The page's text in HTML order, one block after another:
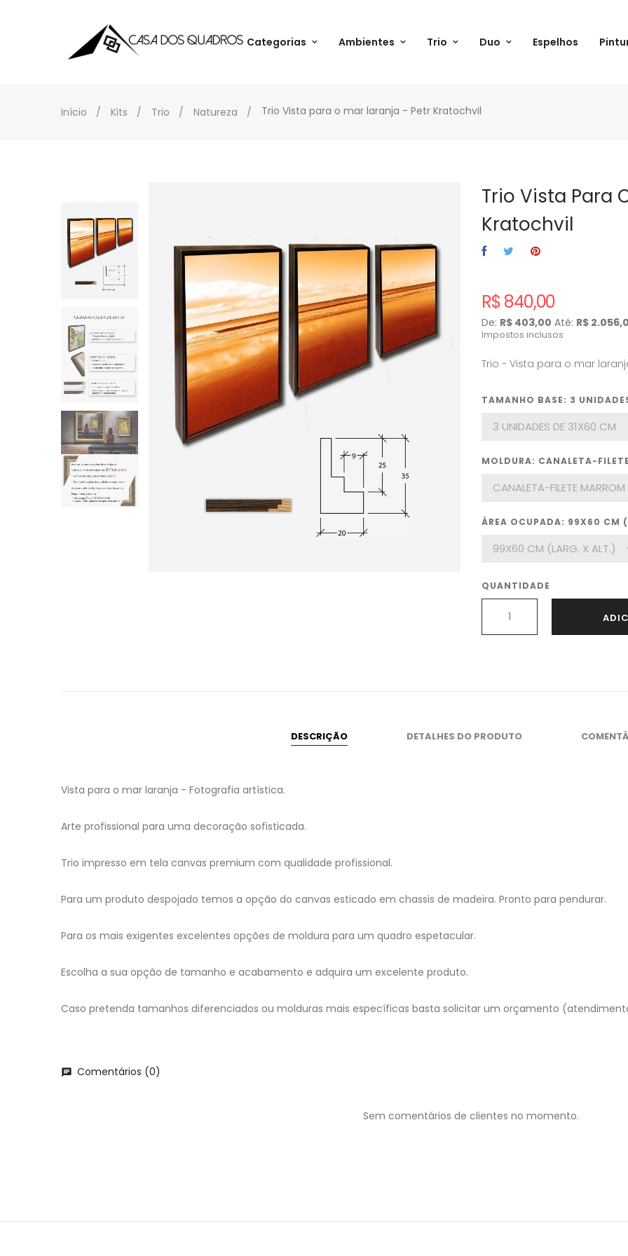
Categorias Ambientes Trio Duo Espelhos
Início Kits Trio Natureza Trio Vista para o mar laranja - Petr Kratochvil
Trio Vista Para
Kratochvil
R$ 840,00
De: R$ 403,00 Até: R$
Impostos inclusos
Trio - Vista para o mar
TAMANHO BASE: 3
MOLDURA: CANALETA-
ÁREA OCUPADA: 99X60 CM
QUANTIDADE
DESCRIÇÃO DETALHES DO PRODUTO
Vista para o mar laranja - Fotografia artística.
Arte profissional para uma decoração sofisticada.
Trio impresso em tela canvas premium com qualidade profissional.
Para um produto despojado temos a opção do canvas esticado em chassis de madeira. Pronto para pendurar.
Para os mais exigentes excelentes opções de moldura para um quadro espetacular.
Escolha a sua opção de tamanho e acabamento e adquira um excelente produto.
Caso pretenda tamanhos diferenciados ou molduras mais específicas basta solicitar um orçamento
chat Comentários (0)
Sem comentários de clientes no momento.